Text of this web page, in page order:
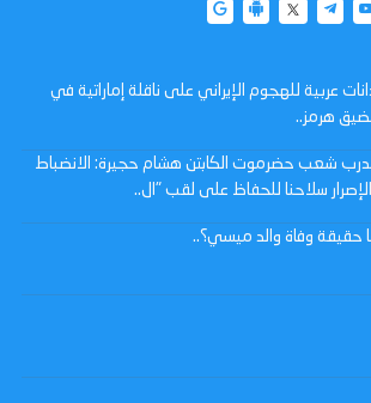
عربية للهجوم الإيراني على ناقلة إماراتية في
هرمز..
شعب حضرموت الكابتن هشام حجيرة: الانضباط
سلاحنا للحفاظ على لقب "ال..
حقيقة وفاة والد ميسي؟..